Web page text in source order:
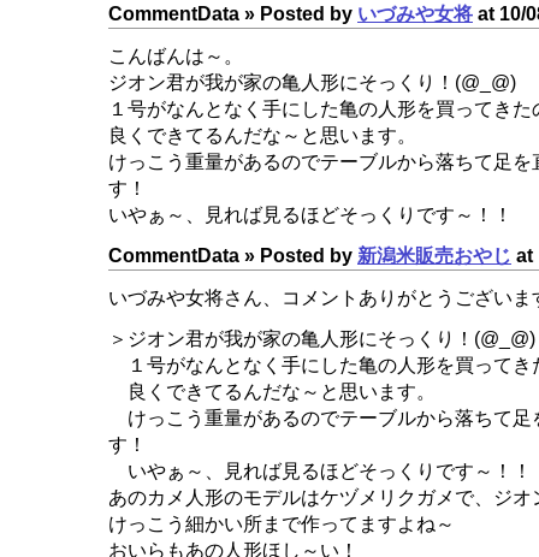
CommentData » Posted by いづみや女将 at 10/
こんばんは～。
ジオン君が我が家の亀人形にそっくり！(@_@)
１号がなんとなく手にした亀の人形を買ってきた
良くできてるんだな～と思います。
けっこう重量があるのでテーブルから落ちて足
す！
いやぁ～、見れば見るほどそっくりです～！！
CommentData » Posted by 新潟米販売おやじ at
いづみや女将さん、コメントありがとうございま
＞ジオン君が我が家の亀人形にそっくり！(@_@)
１号がなんとなく手にした亀の人形を買ってき
良くできてるんだな～と思います。
けっこう重量があるのでテーブルから落ちて足
す！
いやぁ～、見れば見るほどそっくりです～！！
あのカメ人形のモデルはケヅメリクガメで、ジ
けっこう細かい所まで作ってますよね～
おいらもあの人形ほし～い！